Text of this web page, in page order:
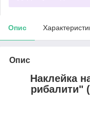
Опис
Опис
Наклейка
рибалити"